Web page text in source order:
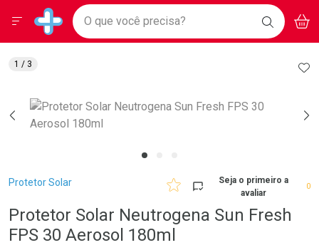
Drogarias Pacheco
Baixe nosso APP e aproveite Ofertas Exclusivas!
BAIXE
O APP
Ir direto para a home
pela página
Ir direto para o conteúdo
Ir direto para a busca
Ir direto para a conta
Ir direto para a notificações
Ir direto para o carrinho
Ir direto para o menu
Faça a sua busca
O que você precisa? BUSCAR
Menu
Breadcrumb
Protetor Solar
Seja o primeiro a
avaliar
0
Protetor Solar Neutrogena Sun Fresh
FPS 30 Aerosol 180ml
1 / 3